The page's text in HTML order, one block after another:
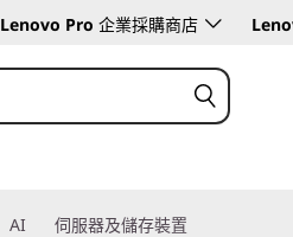
Lenovo Pro 企業採購商店
AI 伺服器及儲存裝置